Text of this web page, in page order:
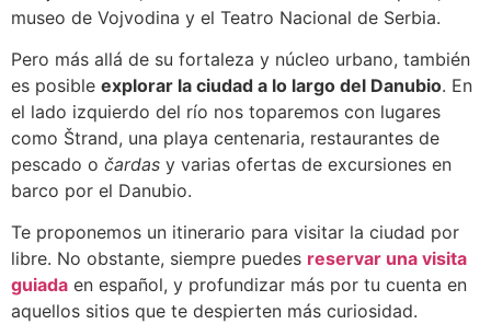
museo de Vojvodina y el Teatro Nacional de Serbia.
Pero más allá de su fortaleza y núcleo urbano, también
es posible explorar la ciudad a lo largo del Danubio. En
el lado izquierdo del río nos toparemos con lugares
como Štrand, una playa centenaria, restaurantes de
pescado o čardas y varias ofertas de excursiones en
barco por el Danubio.
Te proponemos un itinerario para visitar la ciudad por
libre. No obstante, siempre puedes reservar una visita
guiada en español, y profundizar más por tu cuenta en
aquellos sitios que te despierten más curiosidad.